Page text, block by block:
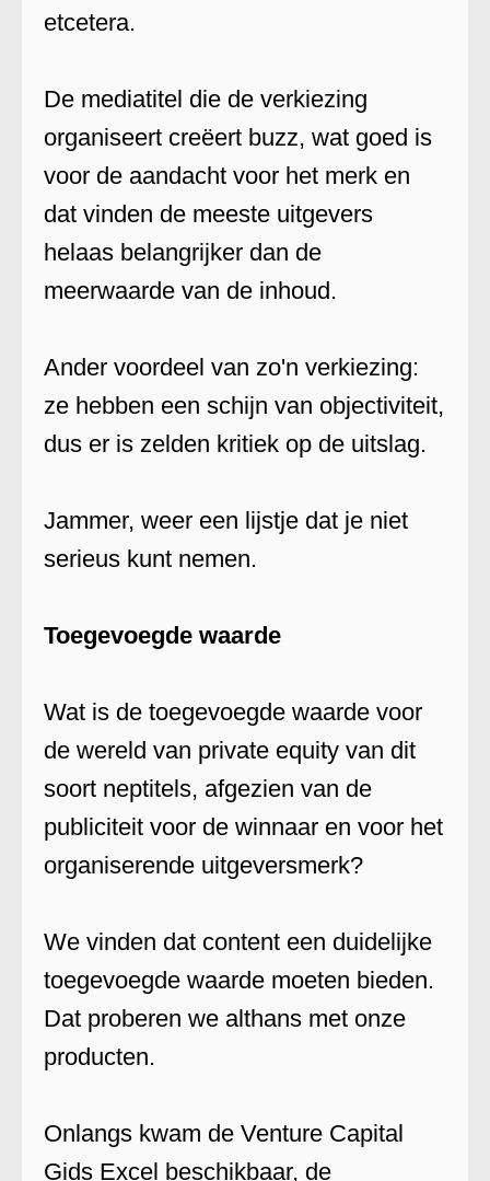
etcetera.
De mediatitel die de verkiezing
organiseert creëert buzz, wat goed is
voor de aandacht voor het merk en
dat vinden de meeste uitgevers
helaas belangrijker dan de
meerwaarde van de inhoud.
Ander voordeel van zo'n verkiezing:
ze hebben een schijn van objectiviteit,
dus er is zelden kritiek op de uitslag.
Jammer, weer een lijstje dat je niet
serieus kunt nemen.
Toegevoegde waarde
Wat is de toegevoegde waarde voor
de wereld van private equity van dit
soort neptitels, afgezien van de
publiciteit voor de winnaar en voor het
organiserende uitgeversmerk?
We vinden dat content een duidelijke
toegevoegde waarde moeten bieden.
Dat proberen we althans met onze
producten.
Onlangs kwam de Venture Capital
Gids Excel beschikbaar, de